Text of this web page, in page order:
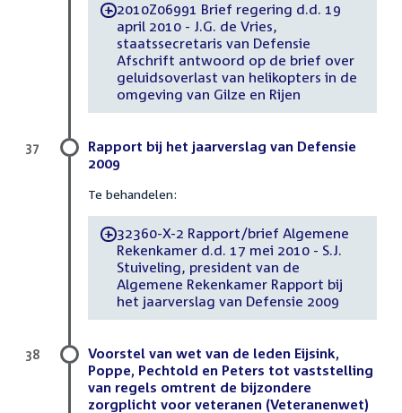
-2010Z06991 Brief regering d.d. 19
april 2010 - J.G. de Vries,
staatssecretaris van Defensie
Afschrift antwoord op de brief over
geluidsoverlast van helikopters in de
omgeving van Gilze en Rijen
Rapport bij het jaarverslag van Defensie
2009
Te behandelen:
-32360-X-2 Rapport/brief Algemene
Rekenkamer d.d. 17 mei 2010 - S.J.
Stuiveling, president van de
Algemene Rekenkamer Rapport bij
het jaarverslag van Defensie 2009
37
Voorstel van wet van de leden Eijsink,
Poppe, Pechtold en Peters tot vaststelling
van regels omtrent de bijzondere
zorgplicht voor veteranen (Veteranenwet)
38